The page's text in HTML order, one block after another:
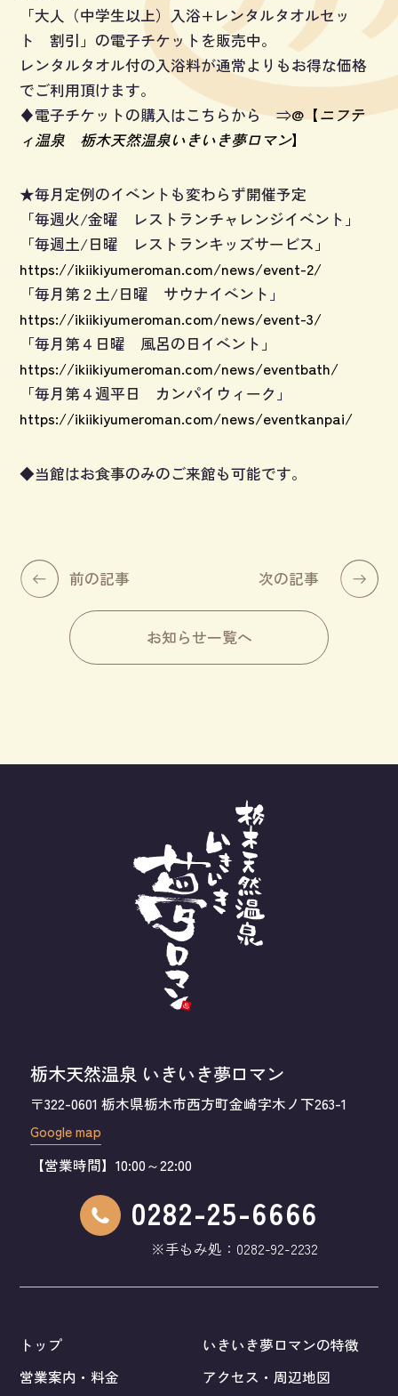
「大人（中学生以上）入浴+レンタルタオルセッ
ト 割引」の電子チケットを販売中。
レンタルタオル付の入浴料が通常よりもお得な価格
でご利用頂けます。
♦電子チケットの購入はこちらから ⇒@【ニフテ
ィ温泉 栃木天然温泉いきいき夢ロマン】
★毎月定例のイベントも変わらず開催予定
「毎週火/金曜 レストランチャレンジイベント」
「毎週土/日曜 レストランキッズサービス」
https://ikiikiyumeroman.com/news/event-2/
「毎月第２土/日曜 サウナイベント」
https://ikiikiyumeroman.com/news/event-3/
「毎月第４日曜 風呂の日イベント」
https://ikiikiyumeroman.com/news/eventbath/
「毎月第４週平日 カンパイウィーク」
https://ikiikiyumeroman.com/news/eventkanpai/
◆当館はお食事のみのご来館も可能です。
前の記事 次の記事
お知らせ一覧へ
栃木天然温泉 いきいき夢ロマン
〒322-0601 栃木県栃木市西方町金崎字木ノ下263-1
Google map
【営業時間】10:00～22:00
0282-25-6666
※手もみ処： 0282-92-2232
トップ
いきいき夢ロマンの特徴
営業案内・料金
アクセス・周辺地図